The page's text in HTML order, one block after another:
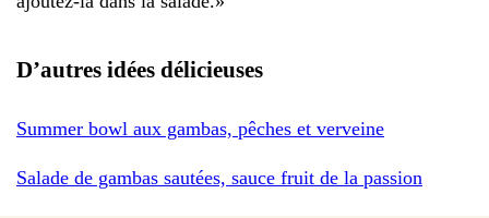
D’autres idées délicieuses
Summer bowl aux gambas, pêches et verveine
Salade de gambas sautées, sauce fruit de la passion